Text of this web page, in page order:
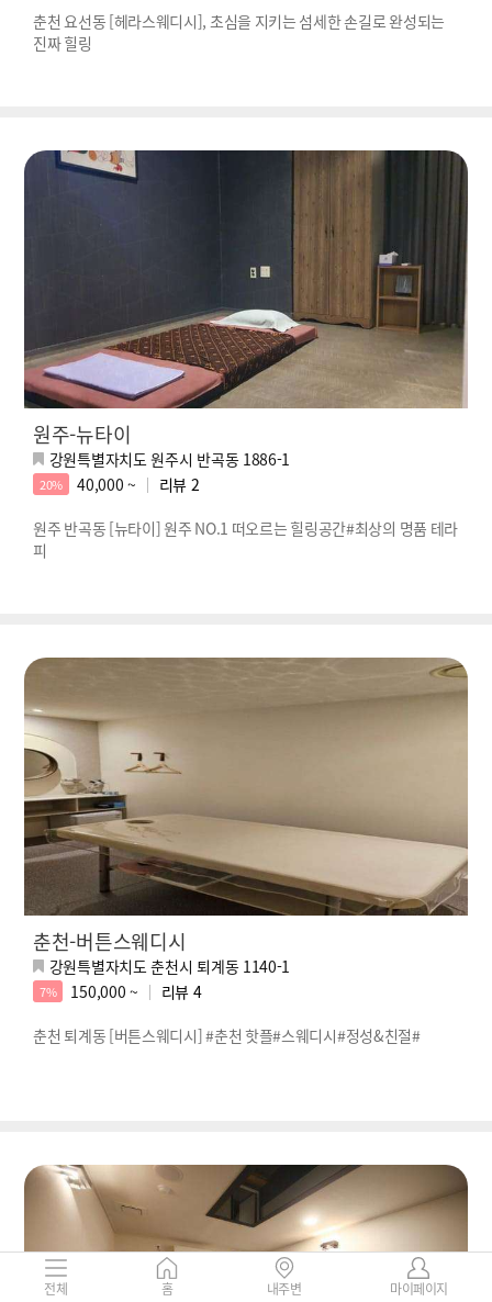
춘천 요선동 [헤라스웨디시], 초심을 지키는 섬세한 손길로 완성되는
진짜 힐링
원주-뉴타이
강원특별자치도 원주시 반곡동 1886-1
20% 40,000 ~ 리뷰 2
원주 반곡동 [뉴타이] 원주 NO.1 떠오르는 힐링공간#최상의 명품 테라
피
춘천-버튼스웨디시
강원특별자치도 춘천시 퇴계동 1140-1
7% 150,000 ~ 리뷰 4
춘천 퇴계동 [버튼스웨디시] #춘천 핫플#스웨디시#정성&친절#
전체 홈 내주변 마이페이지